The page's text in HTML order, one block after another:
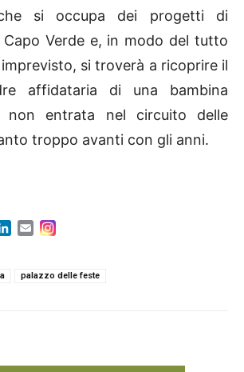
si occupa dei progetti di
Verde e, in modo del tutto
si troverà a ricoprire il
affidataria di una bambina
non entrata nel circuito delle
troppo avanti con gli anni.
E
i
palazzo delle feste